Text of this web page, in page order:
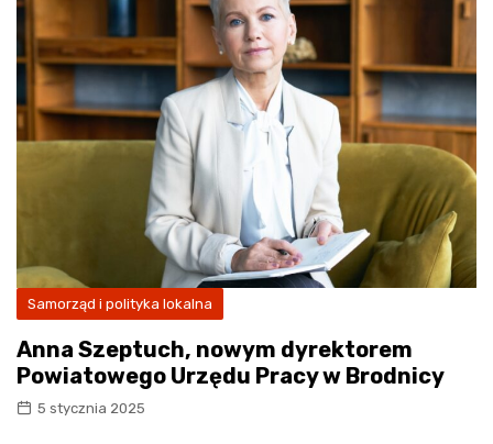
Samorząd i polityka lokalna
Anna Szeptuch, nowym dyrektorem
Powiatowego Urzędu Pracy w Brodnicy
5 stycznia 2025